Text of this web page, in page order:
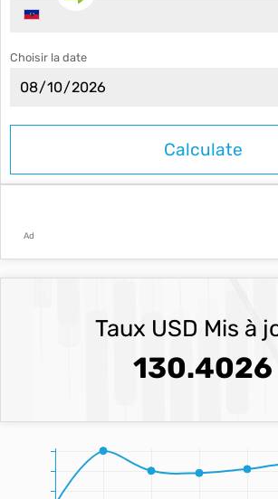
Choisir la date
Ad
Taux USD Mis à
130.4026